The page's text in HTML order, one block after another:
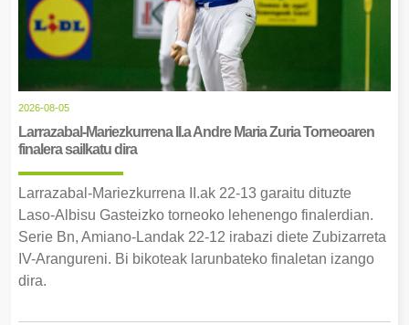
2026-08-05
Larrazabal-Mariezkurrena II.a Andre Maria Zuria Torneoaren
finalera sailkatu dira
Larrazabal-Mariezkurrena II.ak 22-13 garaitu dituzte
Laso-Albisu Gasteizko torneoko lehenengo finalerdian.
Serie Bn, Amiano-Landak 22-12 irabazi diete Zubizarreta
IV-Arangureni. Bi bikoteak larunbateko finaletan izango
dira.